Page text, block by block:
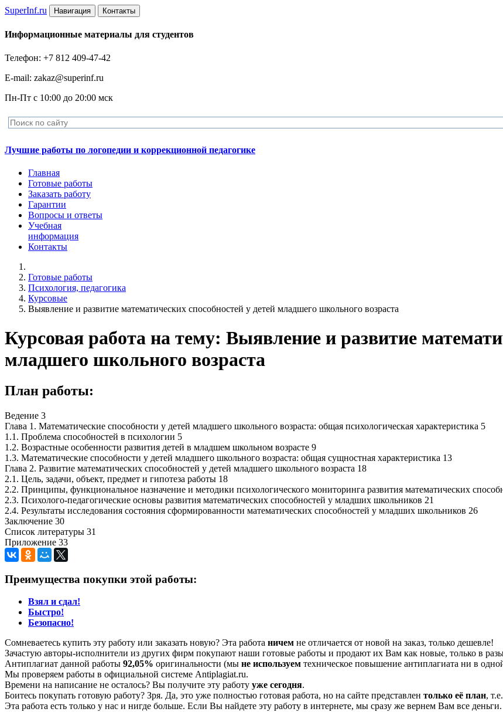
SuperInf.ru Навигация Контакты
Информационные материалы для студентов
Телефон: +7 812 409-47-42
E-mail: zakaz@superinf.ru
Пн-Пт с 10:00 до 20:00 мск
Лучшие работы по логопедии и коррекционной педагогике
Главная
Готовые работы
Заказать работу
Гарантии
Вопросы и ответы
Учебная
информация
Контакты
Готовые работы
Психология, педагогика
Курсовые
Выявление и развитие математических способностей у детей младшего школьного возраста
Курсовая работа на тему: Выявление и развитие
младшего школьного возраста
План работы:
Ведение 3
Глава 1. Математические способности у детей младшего школьного возраста: общая психологическая характеристика 5
1.1. Проблема способностей в психологии 5
1.2. Возрастные особенности развития детей в младшем школьном возрасте 9
1.3. Математические способности у детей младшего школьного возраста: общая сущностная характеристика 13
Глава 2. Развитие математических способностей у детей младшего школьного возраста 18
2.1. Цель, задачи, объект, предмет и гипотеза работы 18
2.2. Принципы, функциональное назначение и методики психологического мониторинга развития математических
2.3. Психолого-педагогические основы развития математических способностей у младших школьников 21
2.4. Результаты исследования состояния сформированности математических способностей у младших школьников 26
Заключение 30
Список литературы 31
Приложение 33
Преимущества покупки этой работы:
Взял и сдал!
Быстро!
Безопасно!
Сомневаетесь купить эту работу или заказать новую? Эта работа ничем не отличается от новой на заказ, только дешевле!
Зачастую авторы-исполнители из других фирм покупают наши готовые работы и продают их Вам как новые, только в
Антиплагиат данной работы 92,05% оригинальности (мы не используем техническое повышение антиплагиата ни в
Мы проверяем работы в официальной системе Аntiplagiat.ru.
Времени на написание не осталось? Вы получите эту работу уже сегодня.
Боитесь покупать готовую работу? Зря. Да, это уже полностью готовая работа, но на сайте представлен только её план,
Эта работа есть только у нас и нигде больше. Если Вы найдете эту работу в интернете, мы сразу же вернем Вам все деньги.